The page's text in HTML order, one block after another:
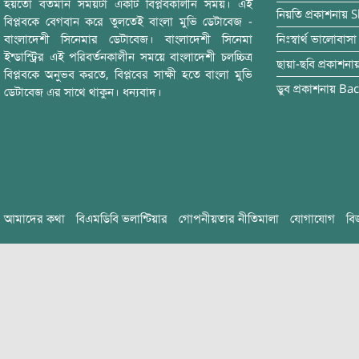
হয়তো বর্তমান সময়টা একটি বিপ্লবকালীন সময়। এই
বিপ্লবকে বেগবান করে তুলতেই বাংলা মুভি ডেটাবেজ -
বাংলাদেশী সিনেমার ডেটাবেজ। বাংলাদেশী সিনেমা
ইন্ডাস্ট্রির এই পরিবর্তনকালীন সময়ে বাংলাদেশী চলচ্চিত্র
বিপ্লবকে অনুভব করতে, বিপ্লবের সাক্ষী হতে বাংলা মুভি
ডেটাবেজ এর সাথে থাকুন। ধন্যবাদ।
নিয়তি প্রকাশনায়
নিঃস্বার্থ ভালোবাসা
ছায়া-ছবি
ডুব প্রকাশনায়
আমাদের কথা বিএমডিবি ভলান্টিয়ার গোপনীয়তার নীতিমালা যোগাযোগ